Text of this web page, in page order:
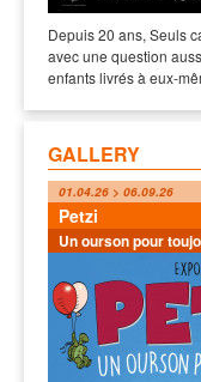
Depuis 20 ans, Seuls
avec une question
enfants livrés à eux-
GALLERY
01.04.26 > 06.09.26
Petzi
Un ourson pour